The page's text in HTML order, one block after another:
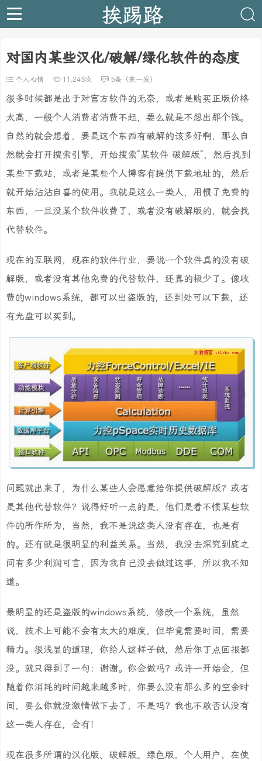
挨踢路
对国内某些汉化/破解/绿化软件的态度
个人心情 11,245次 5条（来一发）
很多时候都是出于对官方软件的无奈，或者是购买正版价格
太高，一般个人消费者消费不起，要么就是不想出那个钱。
自然的就会想着，要是这个东西有破解的该多好啊，那么自
然就会打开搜索引擎，开始搜索“某软件 破解版”，然后找到
某些下载站，或者是某些个人博客有提供下载地址的，然后
就开始沾沾自喜的使用。我就是这么一类人，用惯了免费的
东西，一旦没某个软件收费了，或者没有破解版的，就会找
代替软件。
现在的互联网，现在的软件行业，要说一个软件真的没有破
解版，或者没有其他免费的代替软件，还真的极少了。像收
费的windows系统，都可以出盗版的，还到处可以下载，还
有光盘可以买到。
问题就出来了，为什么某些人会愿意给你提供破解版？或者
是其他代替软件？说得好听一点的是，他们是看不惯某些软
件的所作所为，当然，我不是说这类人没有存在，也是有
的。还有就是很明显的利益关系。当然，我没去深究到底之
间有多少利润可言，因为我自己没去做过这事，所以我不知
道。
最明显的还是盗版的windows系统，修改一个系统，虽然
说，技术上可能不会有太大的难度，但毕竟需要时间，需要
精力。很浅显的道理，你给人这样子做，然后你丁点回报都
没。就只得到了一句：谢谢。你会做吗？或许一开始会，但
随着你消耗的时间越来越多时，你要么没有那么多的空余时
间，要么你就没激情做下去了，不是吗？我也不敢否认没有
这一类人存在，会有！
现在很多所谓的汉化版、破解版、绿色版，个人用户，在使